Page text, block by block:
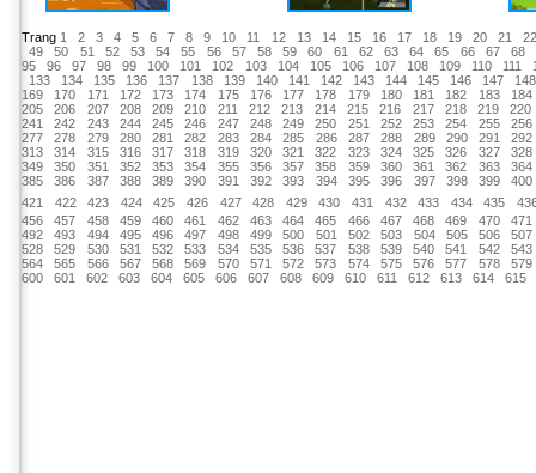
Trang 1 2 3 4 5 6 7 8 9 10 11 12 13 14 15 16 17 18 19 20 21
22
49
50 51 52 53 54 55 56 57 58 59 60 61 62 63 64 65 66 67
68
95
96 97 98 99 100 101 102 103 104 105 106 107 108 109 110 111
133
134 135 136 137 138 139 140 141 142 143 144 145 146 147
148
169
170 171 172 173 174 175 176 177 178 179 180 181 182 183
184
205
206 207 208 209 210 211 212 213 214 215 216 217 218 219
220
241
242 243 244 245 246 247 248 249 250 251 252 253 254 255
256
277
278 279 280 281 282 283 284 285 286 287 288 289 290 291
292
313
314 315 316 317 318 319 320 321 322 323 324 325 326 327
328
349
350 351 352 353 354 355 356 357 358 359 360 361 362 363
364
385
386 387 388 389 390 391 392 393 394 395 396 397 398 399
400
421
422 423 424 425 426 427 428 429 430 431 432 433 434 435
456
457 458 459 460 461 462 463 464 465 466 467 468 469 470
471
492
493 494 495 496 497 498 499 500 501 502 503 504 505 506
507
528
529 530 531 532 533 534 535 536 537 538 539 540 541 542
543
564
565 566 567 568 569 570 571 572 573 574 575 576 577 578
579
600
601 602 603 604 605 606 607 608 609 610 611 612 613 614 615